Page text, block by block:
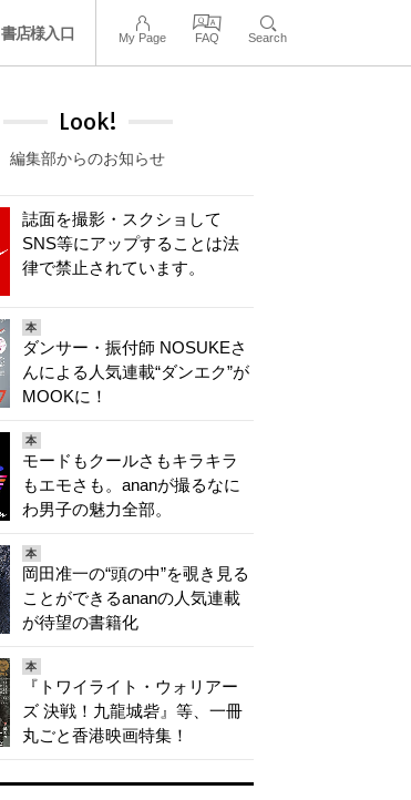
書店様入口 My Page FAQ Search
Look!
編集部からのお知らせ
誌面を撮影・スクショして
SNS等にアップすることは法
律で禁止されています。
本
ダンサー・振付師 NOSUKEさ
んによる人気連載“ダンエク”が
MOOKに！
本
モードもクールさもキラキラ
もエモさも。ananが撮るなに
わ男子の魅力全部。
本
岡田准一の“頭の中”を覗き見る
ことができるananの人気連載
が待望の書籍化
本
『トワイライト・ウォリアー
ズ 決戦！九龍城砦』等、一冊
丸ごと香港映画特集！